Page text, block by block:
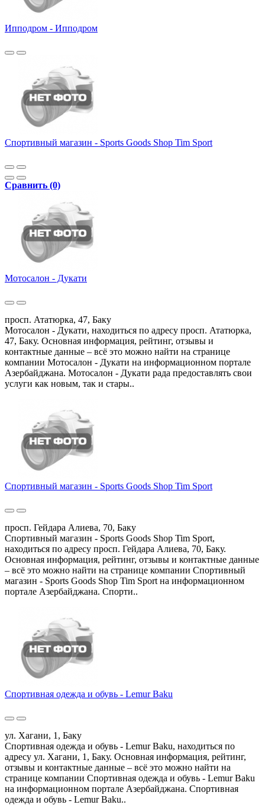
Ипподром - Ипподром
Спортивный магазин - Sports Goods Shop Tim Sport
Сравнить (0)
Мотосалон - Дукати
просп. Ататюрка, 47, Баку
Мотосалон - Дукати, находиться по адресу просп. Ататюрка,
47, Баку. Основная информация, рейтинг, отзывы и
контактные данные – всё это можно найти на странице
компании Мотосалон - Дукати на информационном портале
Азербайджана. Мотосалон - Дукати рада предоставлять свои
услуги как новым, так и стары..
Спортивный магазин - Sports Goods Shop Tim Sport
просп. Гейдара Алиева, 70, Баку
Спортивный магазин - Sports Goods Shop Tim Sport,
находиться по адресу просп. Гейдара Алиева, 70, Баку.
Основная информация, рейтинг, отзывы и контактные данные
– всё это можно найти на странице компании Спортивный
магазин - Sports Goods Shop Tim Sport на информационном
портале Азербайджана. Спорти..
Спортивная одежда и обувь - Lemur Baku
ул. Хагани, 1, Баку
Спортивная одежда и обувь - Lemur Baku, находиться по
адресу ул. Хагани, 1, Баку. Основная информация, рейтинг,
отзывы и контактные данные – всё это можно найти на
странице компании Спортивная одежда и обувь - Lemur Baku
на информационном портале Азербайджана. Спортивная
одежда и обувь - Lemur Baku..